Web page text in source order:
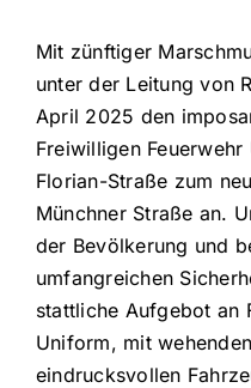
Mit zünftiger
unter der Leitung von
April 2025 den
Freiwilligen
Florian-Straße zum
Münchner Straße an.
der Bevölkerung und
umfangreichen
stattliche Aufgebot an
Uniform, mit
eindrucksvollen